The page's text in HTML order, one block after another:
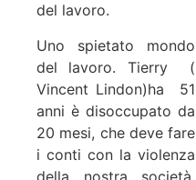
del lavoro.
Uno spietato mondo
del lavoro. Tierry (
Vincent Lindon)ha 51
anni è disoccupato da
20 mesi, che deve fare
i conti con la violenza
della nostra società.